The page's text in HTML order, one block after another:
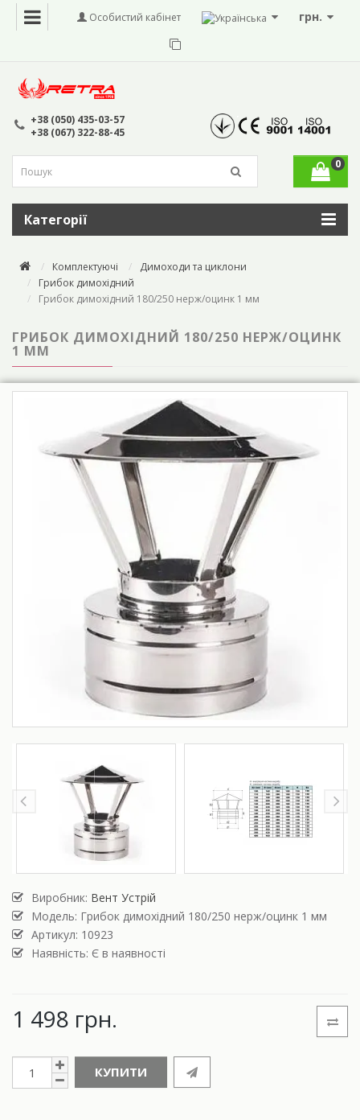
грн.
Особистий кабінет
+38 (050) 435-03-57
+38 (067) 322-88-45
0
Категорії
Комплектуючі
Димоходи та циклони
Грибок димохідний
Грибок димохідний 180/250 нерж/оцинк 1 мм
ГРИБОК ДИМОХІДНИЙ 180/250 НЕРЖ/ОЦИНК
1 ММ
Виробник: Вент Устрій
Модель: Грибок димохідний 180/250 нерж/оцинк 1 мм
Артикул: 10923
Наявність: Є в наявності
1 498 грн.
КУПИТИ